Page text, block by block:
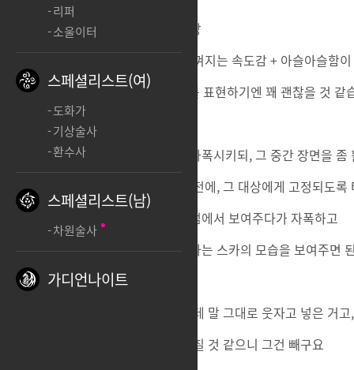
드론 시점에서 보여주는 풍경들 영상
여기서 장애물 근처를 지나갈 때 느껴지는 속도감 + 아슬아슬함
기술슼 특유의 속도감 있는 전투? 를 표현하기엔 꽤 괜찮을 것 같
따라서 기술 초각성기에서 드론을 자폭시키되, 그 중간 장면을
드론이 해당 위치로 가서 자폭하기 전에, 그 대상에게 고정되도록
드론의 개쩌는 회피기동을 드론 시점에서 보여주다가 자폭하고
그 후폭풍을 근처에서 전투를 지속하는 스카의 모습을 보여주면
웃자고 레이너 씨익 끝에 넣긴 했는데 말 그대로 웃자고 넣은 거고,
실제로도 저 장면 넣으면 굉장히 짜칠 것 같으니 그건 빼구요
리퍼
소울이터
스페셜리스트(여)
도화가
기상술사
환수사
스페셜리스트(남)
차원술사
가디언나이트